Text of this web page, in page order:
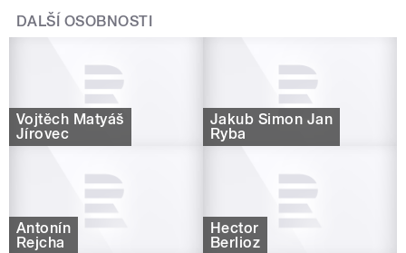
DALŠÍ OSOBNOSTI
Vojtěch Matyáš
Jírovec
Jakub Šimon Jan
Ryba
Antonín
Rejcha
Hector
Berlioz